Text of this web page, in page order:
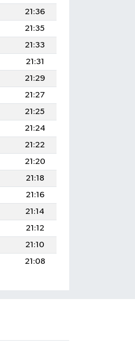
21:36
21:35
21:33
21:31
21:29
21:27
21:25
21:24
21:22
21:20
21:18
21:16
21:14
21:12
21:10
21:08